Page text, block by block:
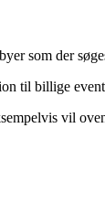
som der
til billige
vil